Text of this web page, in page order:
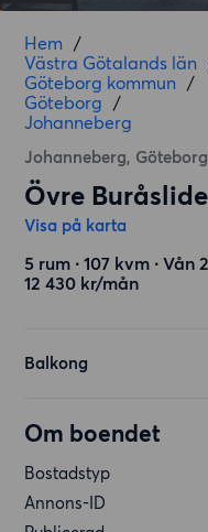
Hem /
Västra Götalands län
Göteborg kommun /
Göteborg /
Johanneberg
Johanneberg, Göteborg
Övre
Visa på karta
5 rum ∙ 107 kvm ∙ Vån 2
12 430 kr/mån
Balkong
Om boendet
Bostadstyp
Annons-ID